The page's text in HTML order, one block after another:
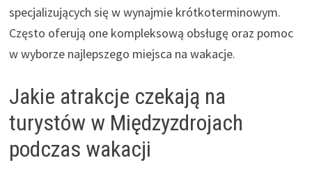
specjalizujących się w wynajmie krótkoterminowym.
Często oferują one kompleksową obsługę oraz pomoc
w wyborze najlepszego miejsca na wakacje.
Jakie atrakcje czekają na
turystów w Międzyzdrojach
podczas wakacji